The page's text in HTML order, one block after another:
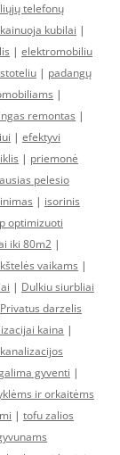
telefonų
kubilai |
| elektromobiliu
| padangų
|
remontas |
| efektyvi
| priemonė
pelesio
| isorinis
optimizuoti
iki 80m2 |
vaikams |
| Dulkiu siurbliai
Privatus darzelis
kaina |
gyventi |
ir orkaitėms
| tofu zalios